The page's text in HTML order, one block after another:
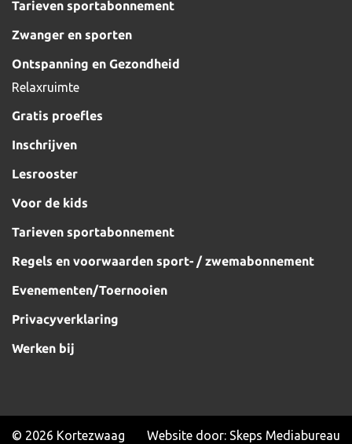
Tarieven sportabonnement
Zwanger en sporten
Ontspanning en Gezondheid
Relaxruimte
Gratis proefles
Inschrijven
Lesrooster
Voor de kids
Tarieven sportabonnement
Regels en voorwaarden sport- / zwemabonnement
Evenementen/Toernooien
Privacyverklaring
Werken bij
© 2026 Kortezwaag Website door: Skeps Mediabureau